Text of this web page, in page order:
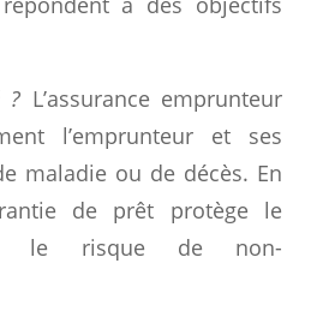
? L’assurance emprunteur
l’emprunteur et ses
maladie ou de décès. En
de prêt protège le
le risque de non-